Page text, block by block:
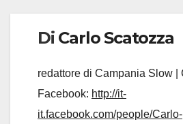
Di Carlo Scatozza
redattore di Campania Slow |
Facebook: http://it-
it.facebook.com/people/Carlo-